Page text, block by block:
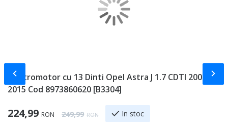
Electromotor cu 13 Dinti Opel Astra J 1.7 CDTI 2009 -
2015 Cod 8973860620 [B3304]
Special Price
224,99 RON Regular Price
249,99 RON In stoc
Slide-ul anterior